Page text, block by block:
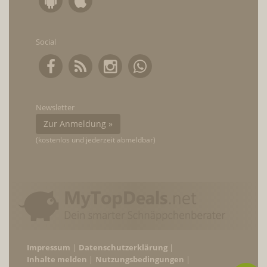
Social
Newsletter
Zur Anmeldung »
(kostenlos und jederzeit abmeldbar)
Impressum
Datenschutzerklärung
Inhalte melden
Nutzungsbedingungen